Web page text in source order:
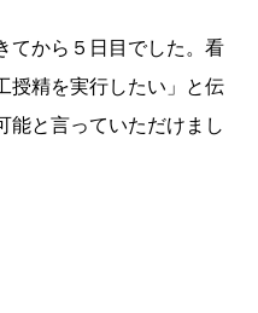
てから５日目でした。看
授精を実行したい」と伝
能と言っていただけまし